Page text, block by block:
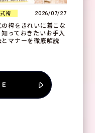
袴 2026/07/27
の袴をきれいに着こな
知っておきたいお手入
とマナーを徹底解説